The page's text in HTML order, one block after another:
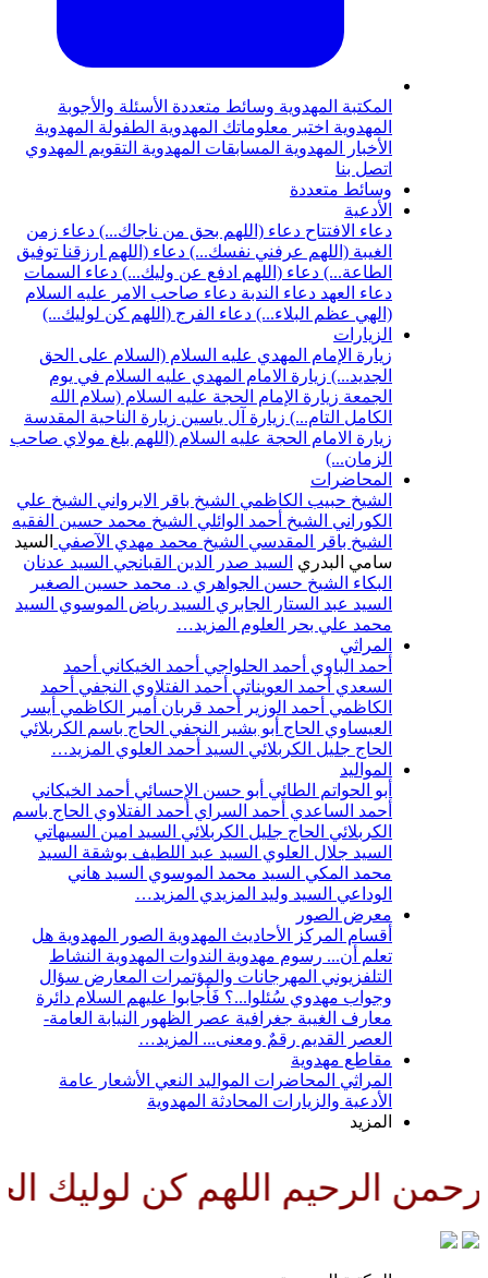
المكتبة المهدوية وسائط متعددة الأسئلة والأجوبة
المهدوية اختبر معلوماتك المهدوية الطفولة المهدوية
الأخبار المهدوية المسابقات المهدوية التقويم المهدوي
اتصل بنا
وسائط متعددة
الأدعية
دعاء الافتتاح دعاء (اللهم بحق من ناجاك...) دعاء زمن
الغيبة (اللهم عرفني نفسك...) دعاء (اللهم ارزقنا توفيق
الطاعة...) دعاء (اللهم ادفع عن وليك...) دعاء السمات
دعاء العهد دعاء الندبة دعاء صاحب الامر عليه السلام
(الهي عظم البلاء...) دعاء الفرج (اللهم كن لوليك...)
الزيارات
زيارة الإمام المهدي عليه السلام (السلام على الحق
الجديد...) زيارة الامام المهدي عليه السلام في يوم
الجمعة زيارة الإمام الحجة عليه السلام (سلام الله
الكامل التام...) زيارة آل ياسين زيارة الناحية المقدسة
زيارة الامام الحجة عليه السلام (اللهم بلغ مولاي صاحب
الزمان...)
المحاضرات
الشيخ حبيب الكاظمي الشيخ باقر الايرواني الشيخ علي
الكوراني الشيخ أحمد الوائلي الشيخ محمد حسين الفقيه
الشيخ باقر المقدسي الشيخ محمد مهدي الآصفي السيد
سامي البدري السيد صدر الدين القبانجي السيد عدنان
البكاء الشيخ حسن الجواهري د. محمد حسين الصغير
السيد عبد الستار الجابري السيد رياض الموسوي السيد
محمد علي بحر العلوم المزيد…
المراثي
أحمد الباوي أحمد الحلواجي أحمد الخيكاني أحمد
السعدي أحمد العويناتي أحمد الفتلاوي النجفي أحمد
الكاظمي أحمد الوزير أحمد قربان أمير الكاظمي أيسر
العيساوي الحاج أبو بشير النجفي الحاج باسم الكربلائي
الحاج جليل الكربلائي السيد أحمد العلوي المزيد…
المواليد
أبو الحواتم الطائي أبو حسن الإحسائي أحمد الخيكاني
أحمد الساعدي أحمد السراي أحمد الفتلاوي الحاج باسم
الكربلائي الحاج جليل الكربلائي السيد امين السيهاتي
السيد جلال العلوي السيد عبد اللطيف بوشقة السيد
محمد المكي السيد محمد الموسوي السيد هاني
الوداعي السيد وليد المزيدي المزيد…
معرض الصور
أقسام المركز
الأحاديث المهدوية الصور المهدوية هل
تعلم أن... رسوم مهدوية الندوات المهدوية النشاط
التلفزيوني المهرجانات والمؤتمرات المعارض سؤال
وجواب مهدوي سُئلوا...؟ فَأجابوا عليهم السلام دائرة
معارف الغيبة جغرافية عصر الظهور
النيابة العامة-
العصر القديم رقمٌ ومعنى... المزيد…
مقاطع مهدوية
المراثي المحاضرات المواليد النعي الأشعار
عامة
الأدعية والزيارات المحادثة المهدوية
المزيد
الرحيم اللهم كن لوليك